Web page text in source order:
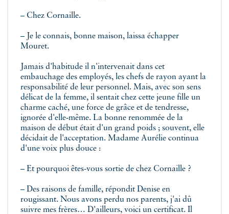
– Chez Cornaille.
– Je le connais, bonne maison, laissa échapper
Mouret.
Jamais d'habitude il n'intervenait dans cet
embauchage des employés, les chefs de rayon ayant la
responsabilité de leur personnel. Mais, avec son sens
délicat de la femme, il sentait chez cette jeune fille un
charme caché, une force de grâce et de tendresse,
ignorée d'elle‑même. La bonne renommée de la
maison de début était d'un grand poids ; souvent, elle
décidait de l'acceptation. Madame Aurélie continua
d'une voix plus douce :
– Et pourquoi êtes-vous sortie de chez Cornaille ?
– Des raisons de famille, répondit Denise en
rougissant. Nous avons perdu nos parents, j'ai dû
suivre mes frères… D'ailleurs, voici un certificat. Il